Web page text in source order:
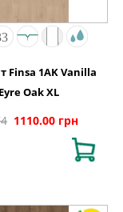
Eyre Oak XL
1110.00 грн